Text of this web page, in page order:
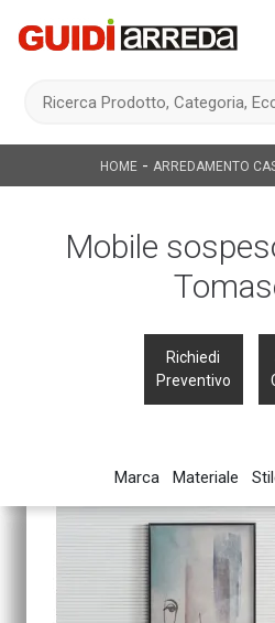
HOME - ARREDAMENTO
Mobile
Richiedi
Preventivo
Marca Materiale